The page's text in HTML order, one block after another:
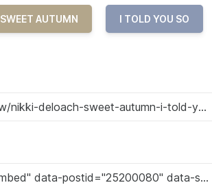
SWEET AUTUMN I TOLD YOU SO